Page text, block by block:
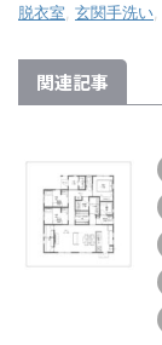
脱衣室 玄関手洗い
関連記事